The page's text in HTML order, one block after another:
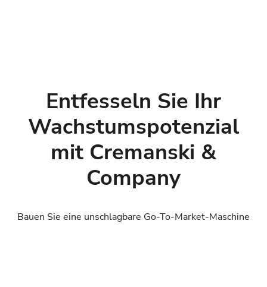
Entfesseln Sie Ihr
Wachstumspotenzial
mit Cremanski &
Company
Bauen Sie eine unschlagbare Go-To-Market-Maschine